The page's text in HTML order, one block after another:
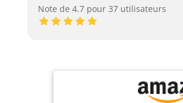
Note de 4.7 pour 37 utilisateurs